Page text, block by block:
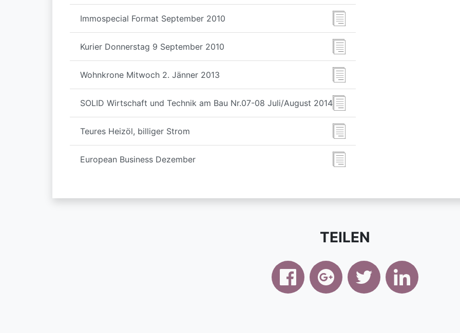
Immospecial Format September 2010
Kurier Donnerstag 9 September 2010
Wohnkrone Mitwoch 2. Jänner 2013
SOLID Wirtschaft und Technik am Bau Nr.07-08 Juli/August 2014
Teures Heizöl, billiger Strom
European Business Dezember
TEILEN
facebook google+ twitter